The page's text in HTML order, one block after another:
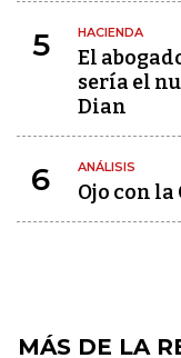
5 HACIENDA
El
sería el
Dian
6 ANÁLISIS
Ojo con
MÁS DE LA